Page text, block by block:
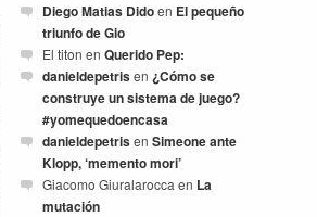
Diego Matias Didoen El pequeño
triunfo de Gio
El titon en Querido Pep:
danieldepetrisen ¿Cómo se
construye un sistema de juego?
#yomequedoencasa
danieldepetrisen Simeone ante
Klopp, ‘memento mori’
Giacomo Giuralarocca en La
mutación